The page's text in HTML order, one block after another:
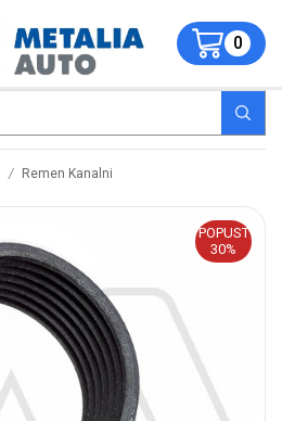
0
/ Remen Kanalni
POPUST
30%